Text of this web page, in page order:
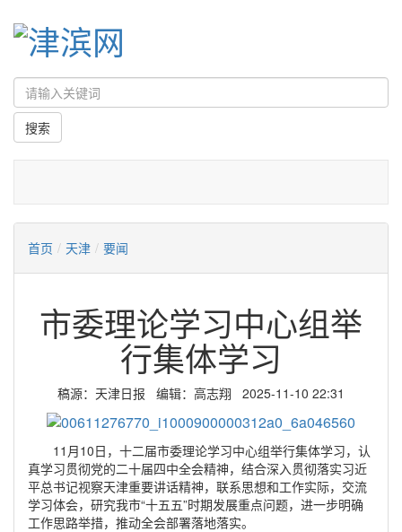
首页 / 天津 / 要闻
市委理论学习中心组举
行集体学习
稿源：天津日报 编辑：高志翔 2025-11-10 22:31
1 1 月10日，十二届市委理论学习中心组举行集体学习， 认
真学习贯彻党的二十届四中全会精神， 结合深入贯彻落实习近
平总书记视察天津重要讲话精神，联系思想和工作实际，交流
学习体会，研究我市“十五五”时期发展重点问题， 进一步明确
工作思路举措，推动全会部署落地落实。